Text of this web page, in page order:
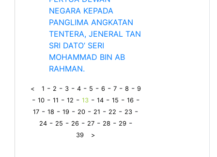
NEGARA KEPADA
PANGLIMA ANGKATAN
TENTERA, JENERAL TAN
SRI DATO’ SERI
MOHAMMAD BIN AB
RAHMAN.
< 1 - 2 - 3- 4- 5 - 6 - 7- 8 - 9
- 10- 11 - 12 - 13- 14- 15 - 16 -
17 -18 -19 - 20 - 21 - 22 - 23 -
24- 25 - 26 - 27- 28 - 29-
39 >